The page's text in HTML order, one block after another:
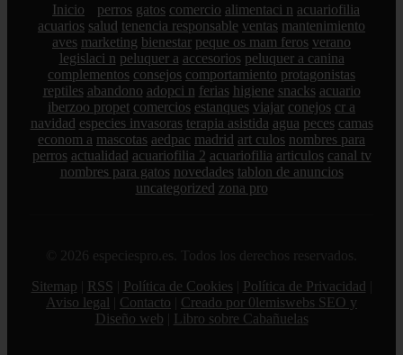
Inicio perros gatos comercio alimentaci n acuariofilia
acuarios salud tenencia responsable ventas mantenimiento
aves marketing bienestar peque os mam feros verano
legislaci n peluquer a accesorios peluquer a canina
complementos consejos comportamiento protagonistas
reptiles abandono adopci n ferias higiene snacks acuario
iberzoo propet comercios estanques viajar conejos cr a
navidad especies invasoras terapia asistida agua peces camas
econom a mascotas aedpac madrid art culos nombres para
perros actualidad acuariofilia 2 acuariofilia articulos canal tv
nombres para gatos novedades tablon de anuncios
uncategorized zona pro
© 2026 especiespro.es. Todos los derechos reservados.
Sitemap
RSS Política de Cookies Política de Privacidad
Aviso legal
Contacto
Creado por 0lemiswebs SEO y
Diseño web
Libro sobre Cabañuelas